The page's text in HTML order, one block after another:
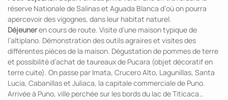
réserve Nationale de Salinas et Aguada Blanca d’où on pourra
apercevoir des vigognes, dans leur habitat naturel.
Déjeuneren cours de route. Visite d’une maison typique de
l’altiplano. Démonstration des outils agraires et visites des
différentes pièces de la maison. Dégustation de pommes de terre
et possibilité d’achat de taureaux de Pucara (objet décoratif en
terre cuite). On passe par Imata, Crucero Alto, Lagunillas, Santa
Lucia, Cabanillas et Juliaca, la capitale commerciale de Puno.
Arrivée à Puno, ville perchée sur les bords du lac de Titicaca…